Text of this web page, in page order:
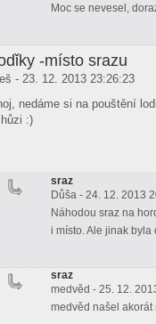
Moc se nevesel,
-místo srazu
- 23. 12. 2013 23:26:23
nedáme si na pouštění
:)
sraz
Důša - 24. 12. 2013
Náhodou sraz na
i místo. Ale jinak
sraz
medvěd - 25. 12.
medvěd našel